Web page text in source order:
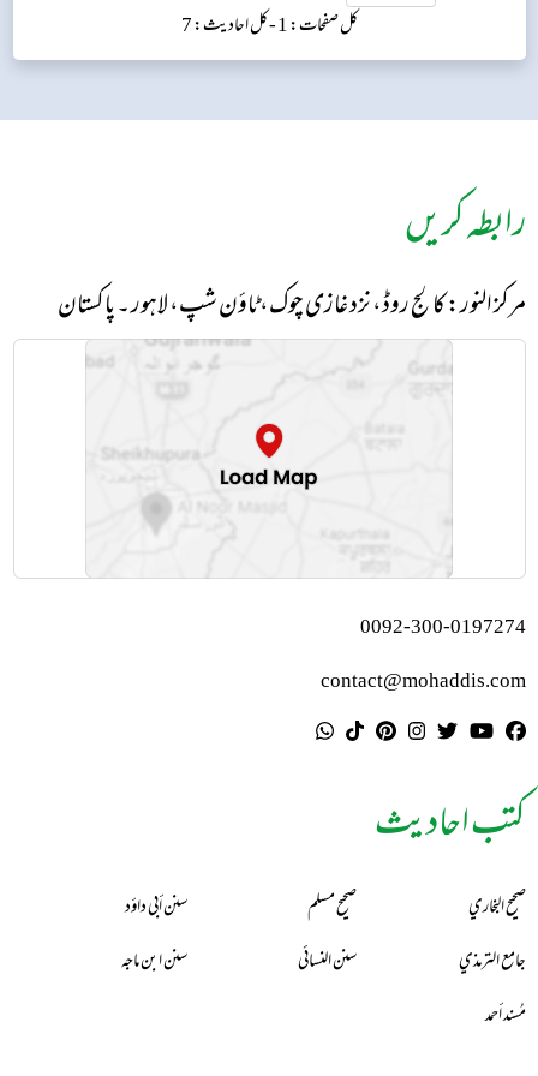
کل صفحات: 1 - کل احادیث: 7
رابطہ کریں
مرکز النور: کالج روڈ، نزد غازی چوک، ٹاؤن شپ، لاہور ۔ پاکستان
0092-300-0197274
contact@mohaddis.com
کتب احادیث
صحيح البخاري صحيح مسلم
سنن أبي داؤد
جامع الترمذي
سنن النسائي
سنن ابن ماجه
مُسند أحمد